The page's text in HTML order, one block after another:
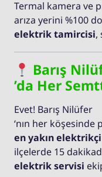
Termal kamera ve
arıza yerini %100
elektrik tamircisi,
Barış
’da Her
Evet! Barış Nilüfer
‘nın her
en yakın elektrikçi
ilçelerde 15
elektrik servisi